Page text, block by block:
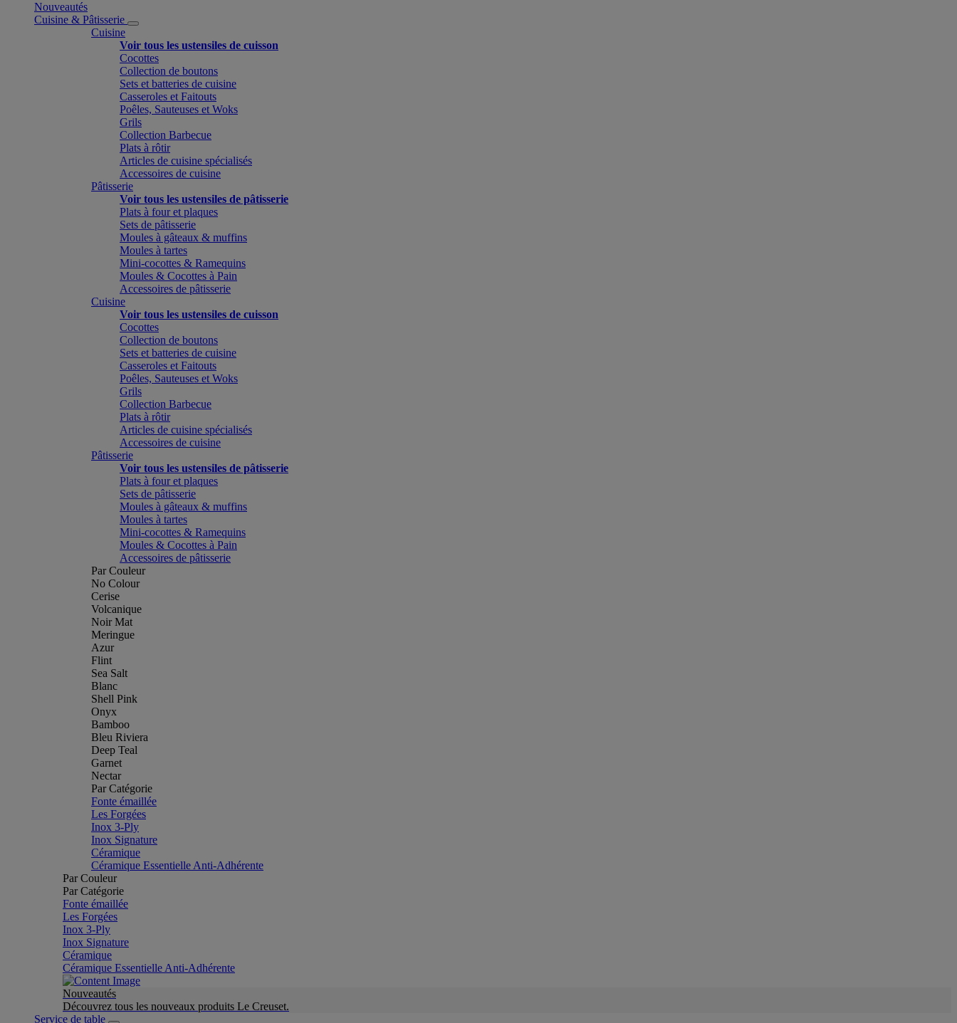
Nouveautés
Cuisine & Pâtisserie
Cuisine
Voir tous les ustensiles de cuisson
Cocottes
Collection de boutons
Sets et batteries de cuisine
Casseroles et Faitouts
Poêles, Sauteuses et Woks
Grils
Collection Barbecue
Plats à rôtir
Articles de cuisine spécialisés
Accessoires de cuisine
Pâtisserie
Voir tous les ustensiles de pâtisserie
Plats à four et plaques
Sets de pâtisserie
Moules à gâteaux & muffins
Moules à tartes
Mini-cocottes & Ramequins
Moules & Cocottes à Pain
Accessoires de pâtisserie
Cuisine
Voir tous les ustensiles de cuisson
Cocottes
Collection de boutons
Sets et batteries de cuisine
Casseroles et Faitouts
Poêles, Sauteuses et Woks
Grils
Collection Barbecue
Plats à rôtir
Articles de cuisine spécialisés
Accessoires de cuisine
Pâtisserie
Voir tous les ustensiles de pâtisserie
Plats à four et plaques
Sets de pâtisserie
Moules à gâteaux & muffins
Moules à tartes
Mini-cocottes & Ramequins
Moules & Cocottes à Pain
Accessoires de pâtisserie
Par Couleur
No Colour
Cerise
Volcanique
Noir Mat
Meringue
Azur
Flint
Sea Salt
Blanc
Shell Pink
Onyx
Bamboo
Bleu Riviera
Deep Teal
Garnet
Nectar
Par Catégorie
Fonte émaillée
Les Forgées
Inox 3-Ply
Inox Signature
Céramique
Céramique Essentielle Anti-Adhérente
Par Couleur
Par Catégorie
Fonte émaillée
Les Forgées
Inox 3-Ply
Inox Signature
Céramique
Céramique Essentielle Anti-Adhérente
Nouveautés
Découvrez tous les nouveaux produits Le Creuset.
Service de table